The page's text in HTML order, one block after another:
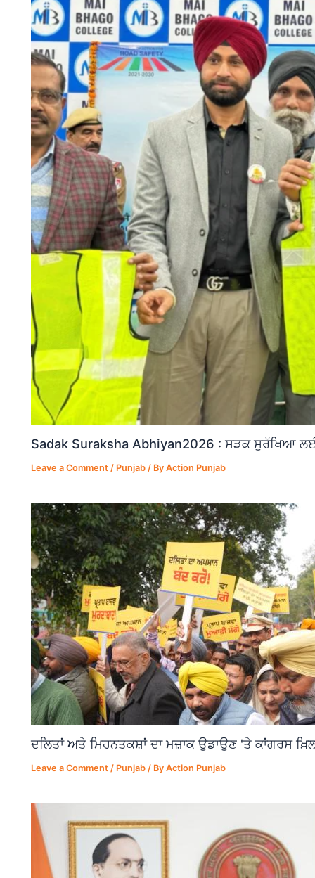
Sadak Suraksha Abhiyan2026 : ਸੜਕ ਸੁਰੱਖਿਆ
Leave a Comment / Punjab / ByAction Punjab
ਦਲਿਤਾਂ ਅਤੇ ਮਿਹਨਤਕਸ਼ਾਂ ਦਾ ਮਜ਼ਾਕ ਉਡਾਉਣ 'ਤੇ ਕਾਂਗਰਸ
Leave a Comment / Punjab / ByAction Punjab